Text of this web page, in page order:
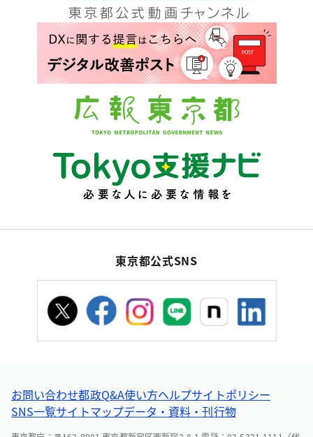
東京都公式SNS
お問い合わせ都政Q&A使い方ヘルプサイトポリシー
SNS一覧サイトマップデータ・資料・刊行物